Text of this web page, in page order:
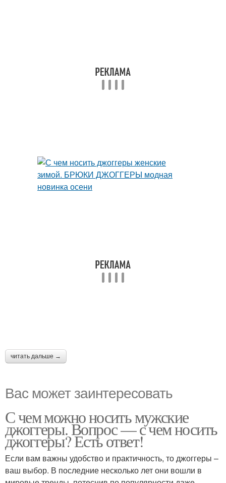
читать дальше →
Вас может заинтересовать
С чем можно носить мужские
джоггеры. Вопрос — с чем носить
джоггеры? Есть ответ!
Если вам важны удобство и практичность, то джоггеры –
ваш выбор. В последние несколько лет они вошли в